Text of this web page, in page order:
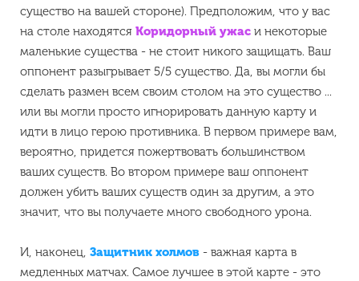
существо на вашей стороне). Предположим, что у вас
на столе находятся Коридорный ужас и некоторые
маленькие существа - не стоит никого защищать. Ваш
оппонент разыгрывает 5/5 существо. Да, вы могли бы
сделать размен всем своим столом на это существо ...
или вы могли просто игнорировать данную карту и
идти в лицо герою противника. В первом примере вам,
вероятно, придется пожертвовать большинством
ваших существ. Во втором примере ваш оппонент
должен убить ваших существ один за другим, а это
значит, что вы получаете много свободного урона.
И, наконец, Защитник холмов - важная карта в
медленных матчах. Самое лучшее в этой карте - это